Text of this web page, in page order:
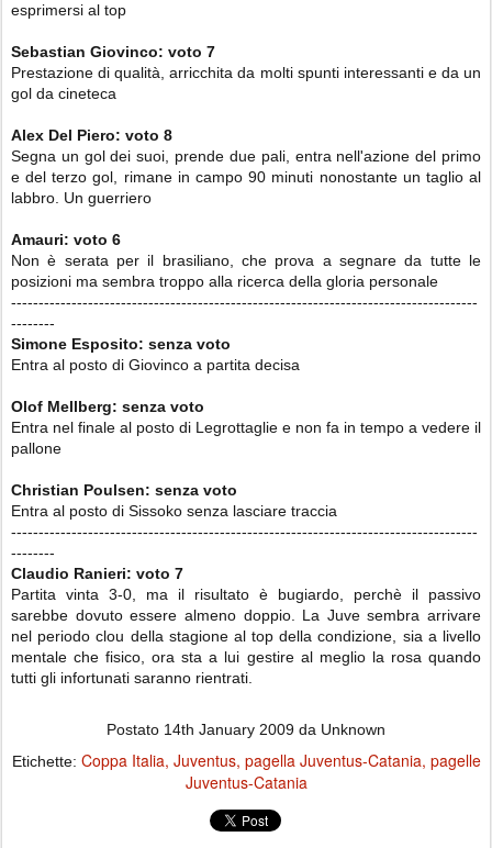
esprimersi al top
Sebastian Giovinco: voto 7
Prestazione di qualità, arricchita da molti spunti interessanti e da un
gol da cineteca
Alex Del Piero: voto 8
Segna un gol dei suoi, prende due pali, entra nell'azione del primo
e del terzo gol, rimane in campo 90 minuti nonostante un taglio al
labbro. Un guerriero
Amauri: voto 6
Non è serata per il brasiliano, che prova a segnare da tutte le
posizioni ma sembra troppo alla ricerca della gloria personale
-------------------------------------------------------------------------------------
--------
Simone Esposito: senza voto
Entra al posto di Giovinco a partita decisa
Olof Mellberg: senza voto
Entra nel finale al posto di Legrottaglie e non fa in tempo a vedere il
pallone
Christian Poulsen: senza voto
Entra al posto di Sissoko senza lasciare traccia
-------------------------------------------------------------------------------------
--------
Claudio Ranieri: voto 7
Partita vinta 3-0, ma il risultato è bugiardo, perchè il passivo
sarebbe dovuto essere almeno doppio. La Juve sembra arrivare
nel periodo clou della stagione al top della condizione, sia a livello
mentale che fisico, ora sta a lui gestire al meglio la rosa quando
tutti gli infortunati saranno rientrati.
Postato 14th January 2009 da Unknown
Etichette: Coppa Italia Juventus pagella Juventus-Catania pagelle
Juventus-Catania